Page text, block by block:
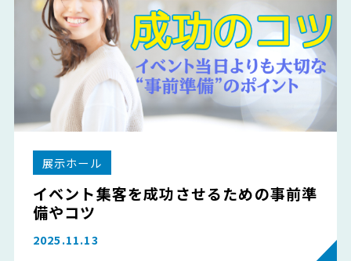
展示ホール
イベント集客を成功させるための事前準
備やコツ
2025.11.13